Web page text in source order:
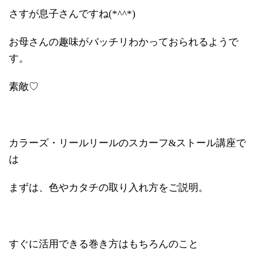
さすが息子さんですね(*^^*)
お母さんの趣味がバッチリわかっておられるようで
す。
素敵♡
カラーズ・リールリールのスカーフ&ストール講座で
は
まずは、色やカタチの取り入れ方をご説明。
すぐに活用できる巻き方はもちろんのこと